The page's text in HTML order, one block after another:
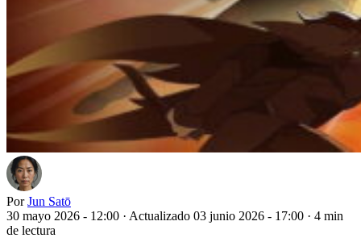
Por Jun Satō
30 mayo 2026 - 12:00 · Actualizado 03 junio 2026 - 17:00 · 4 min
de lectura